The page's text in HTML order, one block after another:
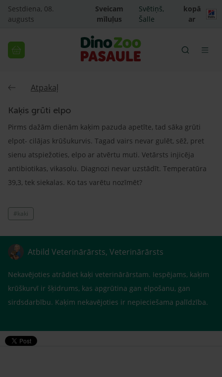
Sestdiena, 08.
augusts
Sveicam
mīluļus
Svētiņš,
Šalle
kopā
ar
Atpakaļ
Kaķis grūti elpo
Pirms dažām dienām kaķim pazuda apetīte, tad sāka grūti
elpot- cilājas krūšukurvis. Tagad vairs nevar gulēt, sēž, pret
sienu atspiežoties, elpo ar atvērtu muti. Vetārsts injicēja
antibiotikas, vikasolu. Diagnozi nevar uzstādīt. Temperatūra
39,3, tek siekalas. Ko tas varētu nozīmēt?
#kaki
Atbild Veterinārārsts, Veterinārārsts
Nekavējoties atrādiet kaķi veterinārārstam. Iespējams, kaķim
krūškurvī ir šķidrums, kas apgrūtina gan elpošanu, gan
sirdsdarbību. Kaķim nekavējoties ir nepieciešama palīdzība.